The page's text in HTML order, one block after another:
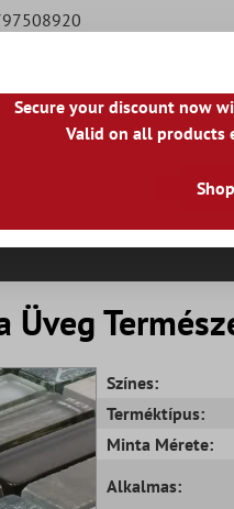
|PL|PT|FI|GR|RO|
Színes:
Terméktípus:
Minta Mérete:
Alkalmas:
Secure your discount now
Valid on all products